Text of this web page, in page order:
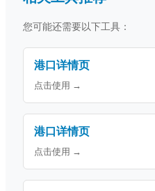
您可能还需要以下工具：
港口详情页
点击使用 →
港口详情页
点击使用 →